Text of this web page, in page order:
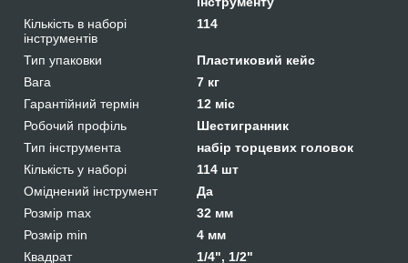
Кількість в наборі
інструментів
114
Тип упаковки
Пластиковий кейс
Вага
7 кг
Гарантійний термін
12 міс
Робочий профіль
Шестигранник
Тип інструмента
набір торцевих головок
Кількість у наборі
114 шт
Оміднений інструмент
Да
Розмір max
32 мм
Розмір min
4 мм
Квадрат
1/4", 1/2"